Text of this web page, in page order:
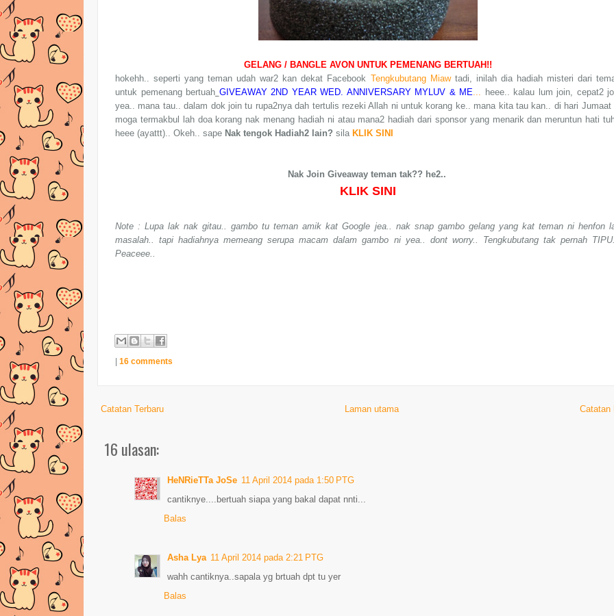
GELANG / BANGLE AVON UNTUK PEMENANG BERTUAH!!
hokehh.. seperti yang teman udah war2 kan dekat Facebook Tengkubutang Miawtadi, inilah dia hadiah misteri dari
untuk pemenang bertuah GIVEAWAY 2ND YEAR WED. ANNIVERSARY MYLUV & ME... heee.. kalau lum join, cepat2
yea.. mana tau.. dalam dok join tu rupa2nya dah tertulis rezeki Allah ni untuk korang ke.. mana kita tau kan.. di hari Jumaat
moga termakbul lah doa korang nak menang hadiah ni atau mana2 hadiah dari sponsor yang menarik dan meruntun hati
heee (ayattt).. Okeh.. sape Nak tengok Hadiah2 lain? sila KLIK SINI
Nak Join Giveaway teman tak?? he2..
KLIK SINI
Note : Lupa lak nak gitau.. gambo tu teman amik kat Google jea.. nak snap gambo gelang yang kat teman ni henfon
masalah.. tapi hadiahnya memeang serupa macam dalam gambo ni yea.. dont worry.. Tengkubutang tak pernah
Peaceee..
| 16 comments
Catatan Terbaru Catatan
Laman utama
16 ulasan:
HeNRieTTa JoSe 11 April 2014 pada 1:50 PTG
cantiknye....bertuah siapa yang bakal dapat nnti...
Balas
Asha Lya 11 April 2014 pada 2:21 PTG
wahh cantiknya..sapala yg brtuah dpt tu yer
Balas